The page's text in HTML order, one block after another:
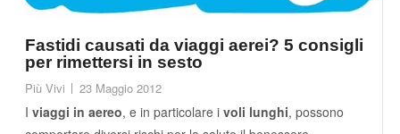
Fastidi causati da viaggi aerei? 5 consigli
per rimettersi in sesto
Più Vivi 23 Maggio 2012
I viaggi in aereo, e in particolare i voli lunghi, possono